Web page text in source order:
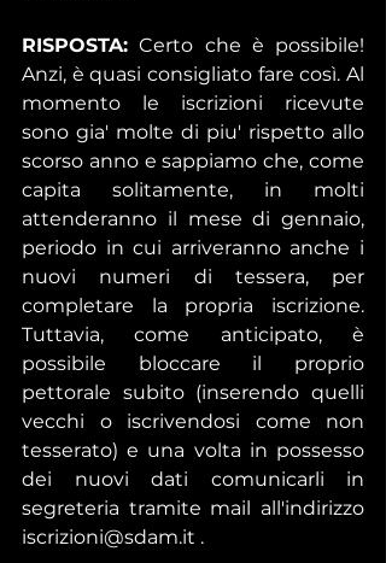
RISPOSTA: Certo che è possibile!
Anzi, è quasi consigliato fare così. Al
momento le iscrizioni ricevute
sono gia' molte di piu' rispetto allo
scorso anno e sappiamo che, come
capita solitamente, in molti
attenderanno il mese di gennaio,
periodo in cui arriveranno anche i
nuovi numeri di tessera, per
completare la propria iscrizione.
Tuttavia, come anticipato, è
possibile bloccare il proprio
pettorale subito (inserendo quelli
vecchi o iscrivendosi come non
tesserato) e una volta in possesso
dei nuovi dati comunicarli in
segreteria tramite mail all'indirizzo
iscrizioni@sdam.it .